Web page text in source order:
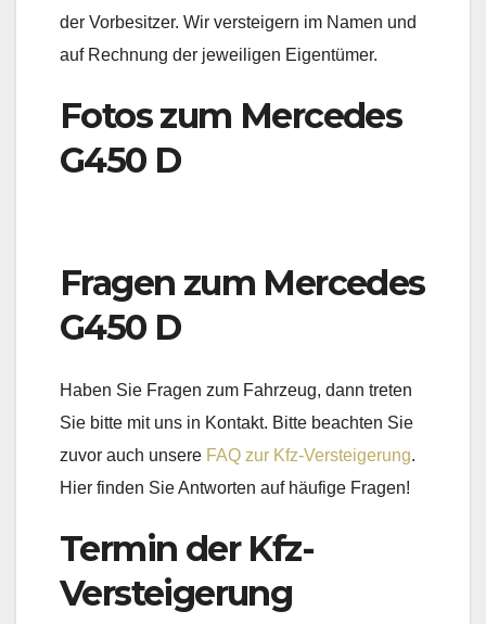
der Vorbesitzer. Wir versteigern im Namen und
auf Rechnung der jeweiligen Eigentümer.
Fotos zum Mercedes
G450 D
Fragen zum Mercedes
G450 D
Haben Sie Fragen zum Fahrzeug, dann treten
Sie bitte mit uns in Kontakt. Bitte beachten Sie
zuvor auch unsere FAQ zur Kfz-Versteigerung.
Hier finden Sie Antworten auf häufige Fragen!
Termin der Kfz-
Versteigerung